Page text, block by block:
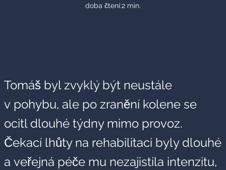
doba čtení:2 min.
Tomáš byl zvyklý být neustále
v pohybu, ale po zranění kolene se
ocitl dlouhé týdny mimo provoz.
Čekací lhůty na rehabilitaci byly dlouhé
a veřejná péče mu nezajistila intenzitu,